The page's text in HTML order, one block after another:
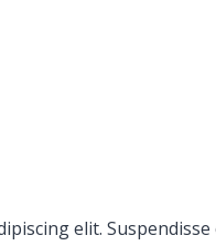
elit.